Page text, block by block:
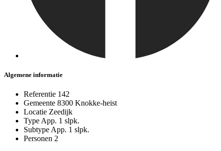
Algemene informatie
Referentie 142
Gemeente 8300 Knokke-heist
Locatie Zeedijk
Type App. 1 slpk.
Subtype App. 1 slpk.
Personen 2